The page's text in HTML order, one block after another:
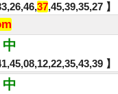
37,45,39,35,27 】
中
】
中